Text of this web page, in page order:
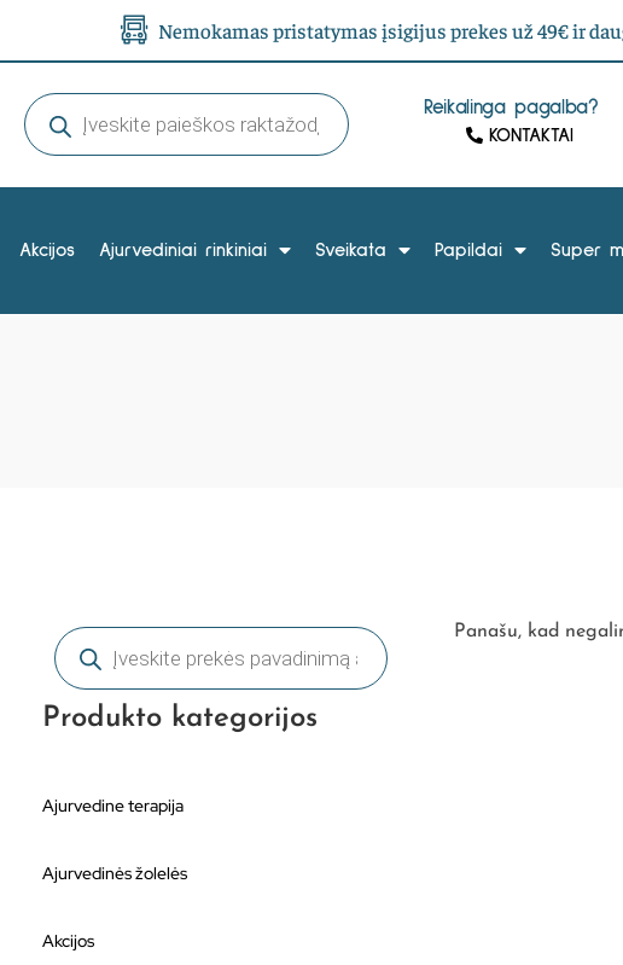
Nemokamas pristatymas įsigijus prekes už 49€ ir
Reikalinga pagalba?
KONTAKTAI
Akcijos Ajurvediniai rinkiniai Sveikata Papildai Super
Produkto kategorijos
Ajurvedine terapija
Ajurvedinės žolelės
Akcijos
Panašu, kad